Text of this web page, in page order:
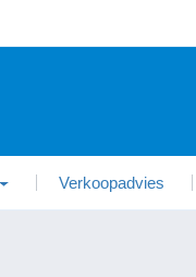
Verkoopadvies